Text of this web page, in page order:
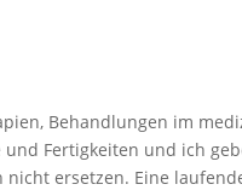
Behandlungen im
Fertigkeiten und ich
ersetzen. Eine